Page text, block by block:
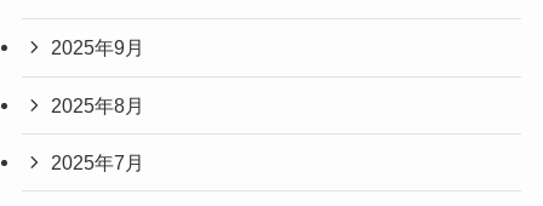
2025年9月
2025年8月
2025年7月